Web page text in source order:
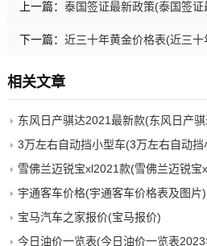
上一篇： 泰国签证最新政策(泰国签
下一篇： 近三十年黄金价格表(近三
相关文章
东风日产骐达2021最新款(东风日产
3万左右自动挡小型车(3万左右自动
雪佛兰迈锐宝xl2021款(雪佛兰迈锐宝
宇通客车价格(宇通客车价格表及图片)
宝马汽车之家报价(宝马报价)
今日油价一览表(今日油价一览表2023